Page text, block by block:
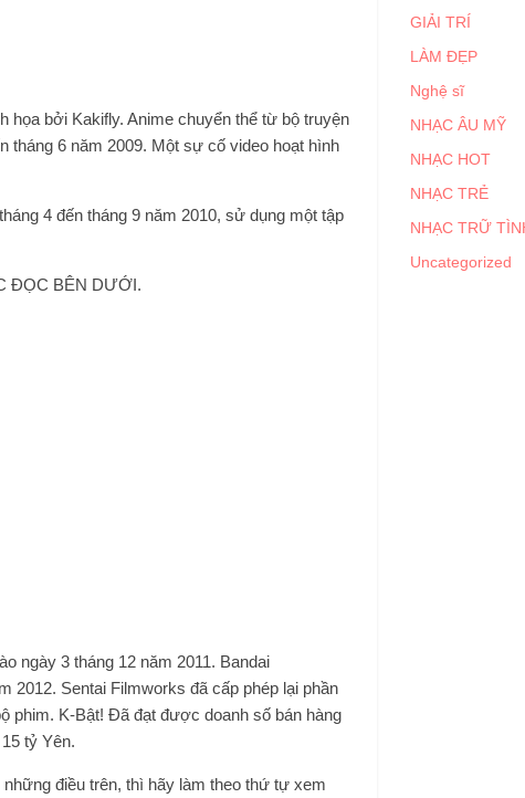
họa bởi Kakifly. Anime chuyển thể từ bộ truyện
tháng 6 năm 2009. Một sự cố video hoạt hình
4 đến tháng 9 năm 2010, sử dụng một tập
ĐỌC BÊN DƯỚI.
ngày 3 tháng 12 năm 2011. Bandai
2012. Sentai Filmworks đã cấp phép lại phần
phim. K-Bật! Đã đạt được doanh số bán hàng
tỷ Yên.
điều trên, thì hãy làm theo thứ tự xem
GIẢI TRÍ
LÀM ĐẸP
Nghệ sĩ
NHẠC ÂU MỸ
NHẠC HOT
NHẠC TRẺ
NHẠC TRỮ
Uncategorized